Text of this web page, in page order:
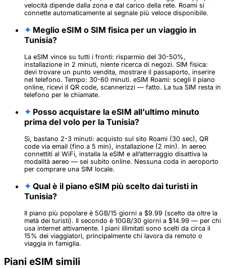
velocità dipende dalla zona e dal carico della rete. Roami si
connette automaticamente al segnale più veloce disponibile.
✦ Meglio eSIM o SIM fisica per un viaggio in
Tunisia?
La eSIM vince su tutti i fronti: risparmio del 30-50%,
installazione in 2 minuti, niente ricerca di negozi. SIM fisica:
devi trovare un punto vendita, mostrare il passaporto, inserire
nel telefono. Tempo: 30-60 minuti. eSIM Roami: scegli il piano
online, ricevi il QR code, scannerizzi — fatto. La tua SIM resta in
telefono per le chiamate.
✦ Posso acquistare la eSIM all'ultimo minuto
prima del volo per la Tunisia?
Sì, bastano 2-3 minuti: acquisto sul sito Roami (30 sec), QR
code via email (fino a 5 min), installazione (2 min). In aereo
connettiti al WiFi, installa la eSIM e all’atterraggio disattiva la
modalità aereo — sei subito online. Nessuna coda in aeroporto
per comprare una SIM locale.
✦ Qual è il piano eSIM più scelto dai turisti in
Tunisia?
Il piano più popolare è 5GB/15 giorni a $9.99 (scelto da oltre la
metà dei turisti). Il secondo è 10GB/30 giorni a $14.99 — per chi
usa internet attivamente. I piani illimitati sono scelti da circa il
15% dei viaggiatori, principalmente chi lavora da remoto o
viaggia in famiglia.
Piani eSIM simili